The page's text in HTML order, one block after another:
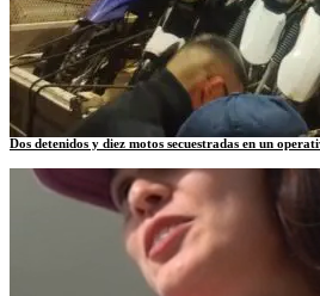
Dos detenidos y diez motos secuestradas en un